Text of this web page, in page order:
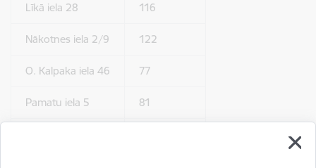
Līkā iela 28 116
Nākotnes iela 2/9 122
O. Kalpaka iela 46 77
Pamatu iela 5 81